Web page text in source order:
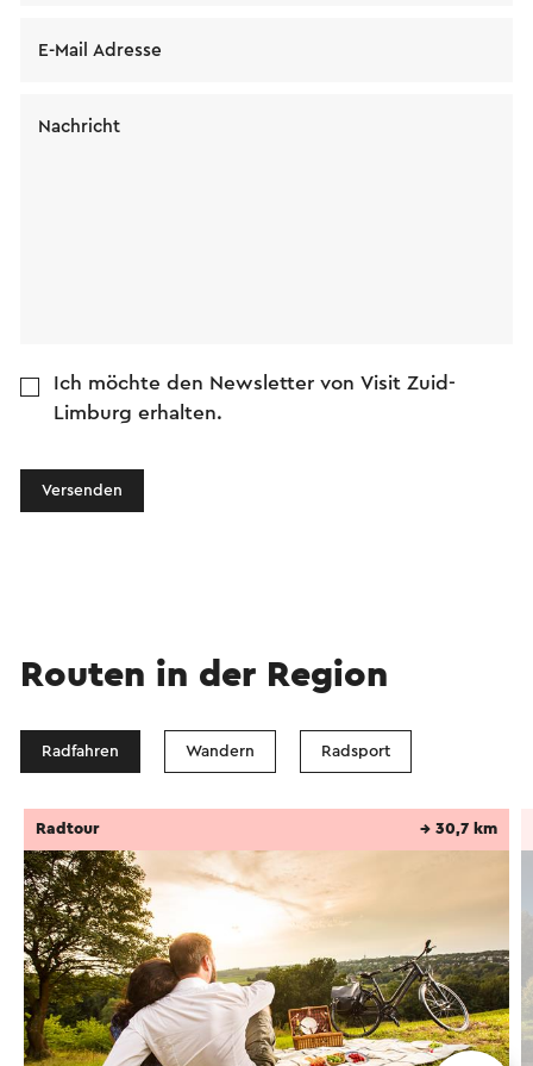
E-Mail Adresse
Nachricht
Ich möchte den Newsletter von Visit Zuid-
Limburg erhalten.
Versenden
Routen in der Region
Radfahren Wandern Radsport
Radtour → 30,7 km